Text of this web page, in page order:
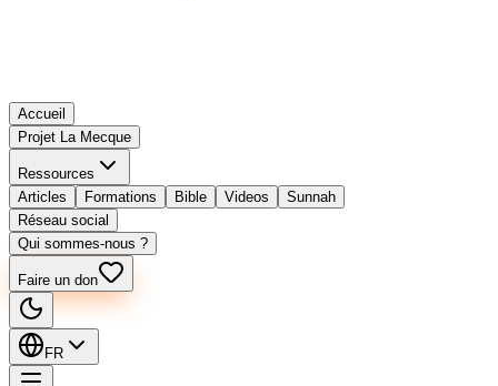
Accueil
Projet La Mecque
Ressources
Articles
Formations Bible Videos
Sunnah
Réseau social
Qui sommes-nous ?
Faire un don
FR